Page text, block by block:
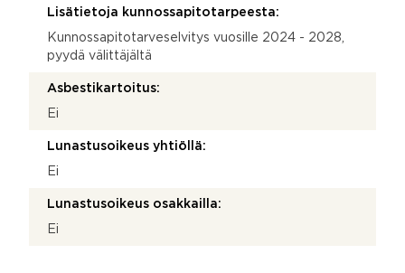
Lisätietoja kunnossapitotarpeesta:
Kunnossapitotarveselvitys vuosille 2024 - 2028,
pyydä välittäjältä
Asbestikartoitus:
Ei
Lunastusoikeus yhtiöllä:
Ei
Lunastusoikeus osakkailla:
Ei